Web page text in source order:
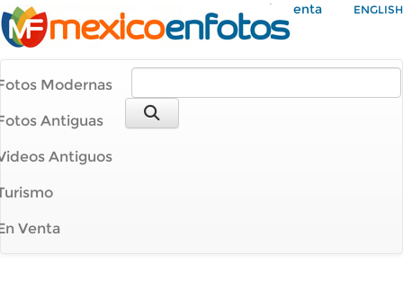
Mi Cuenta ENGLISH
Modernas
Antiguas
Antiguos
Venta